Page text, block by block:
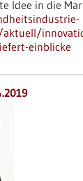
Idee in die
einblicke